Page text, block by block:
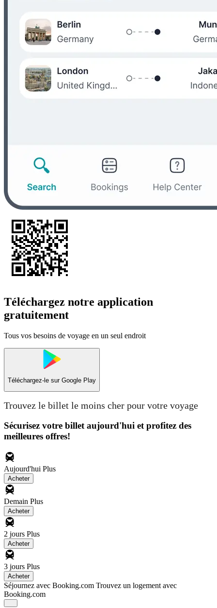
Téléchargez notre application
gratuitement
Tous vos besoins de voyage en un seul endroit
Téléchargez-le sur Google Play
Trouvez le billet le moins cher pour votre voyage
Sécurisez votre billet aujourd'hui et profitez des
meilleures offres!
Aujourd'hui Plus
Acheter
Demain Plus
Acheter
2 jours Plus
Acheter
3 jours Plus
Acheter
Séjournez avec Booking.com Trouvez un logement avec
Booking.com